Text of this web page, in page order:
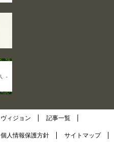
ヴィジョン 記事一覧
個人情報保護方針 サイトマップ